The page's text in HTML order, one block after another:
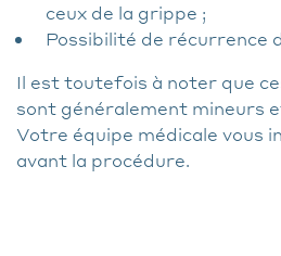
ceux de la grippe ;
Possibilité de récurrence
Il est toutefois à noter que
sont généralement mineurs
Votre équipe médicale vous
avant la procédure.